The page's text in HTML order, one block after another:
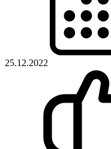
25.12.2022